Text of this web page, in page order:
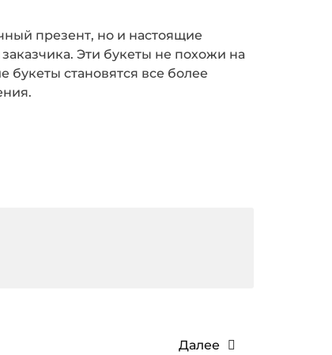
презент, но и настоящие
Эти букеты не похожи на
становятся все более
Далее